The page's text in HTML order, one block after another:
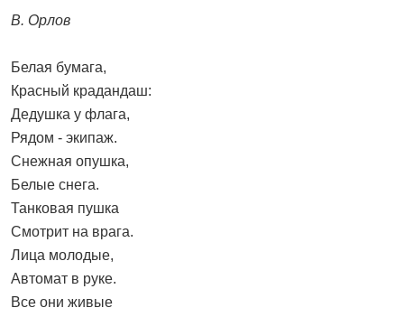
В. Орлов
Белая бумага,
Красный крадандаш:
Дедушка у флага,
Рядом - экипаж.
Снежная опушка,
Белые снега.
Танковая пушка
Смотрит на врага.
Лица молодые,
Автомат в руке.
Все они живые